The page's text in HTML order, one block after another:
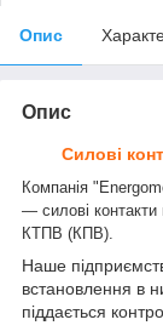
Опис
Опис
Силові
Компанія
— силові контакти
КТПВ (КПВ).
Наше
встановлення в
піддається